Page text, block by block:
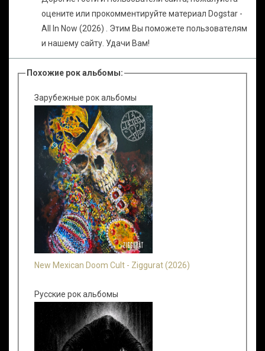
оцените или прокомментируйте материал Dogstar -
All In Now (2026) . Этим Вы поможете пользователям
и нашему сайту. Удачи Вам!
Похожие рок альбомы:
Зарубежные рок альбомы
New Mexican Doom Cult - Ziggurat (2026)
Русские рок альбомы